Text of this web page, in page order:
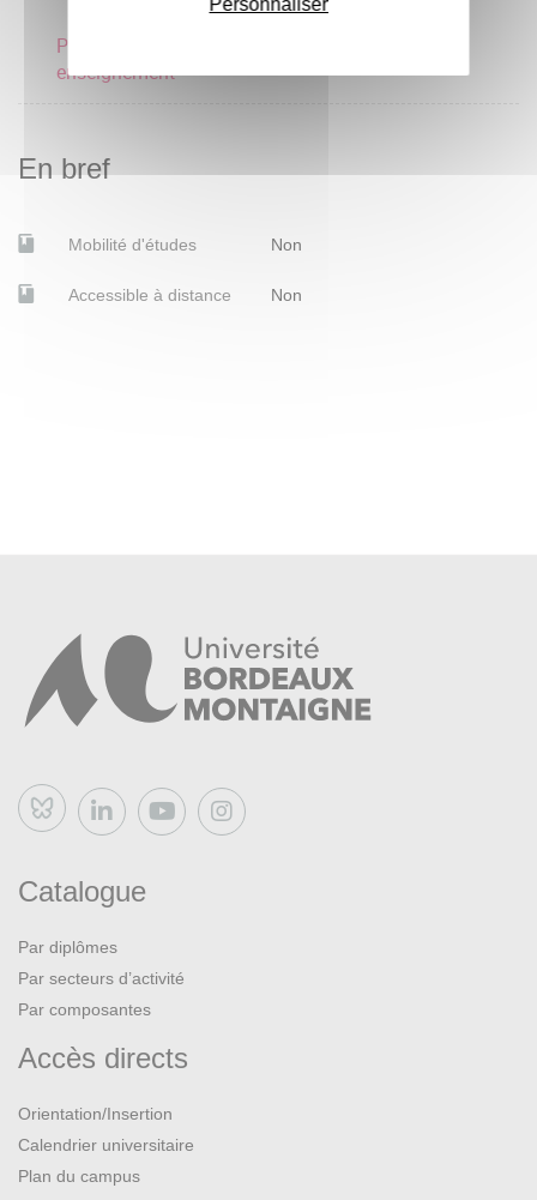
Pratiques artistiques et
enseignement
En bref
Mobilité d'études Non
Accessible à distance Non
Bluesky
Catalogue
Par diplômes
Par secteurs d’activité
Par composantes
Accès directs
Orientation/Insertion
Calendrier universitaire
Plan du campus
Personnaliser